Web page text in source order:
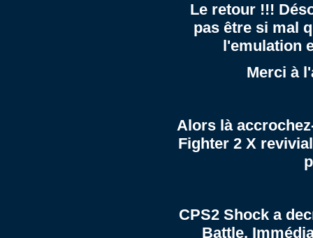
Le retour !!!
pas être si mal
l'emulation
Merci à
Alors là
Fighter 2 X
CPS2 Shock a
Battle.